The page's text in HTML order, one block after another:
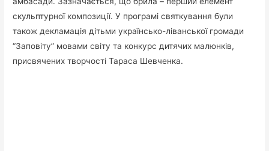
скульптурної композиції. У програмі святкування були
також декламація дітьми українсько-ліванської громади
“Заповіту” мовами світу та конкурс дитячих малюнків,
присвячених творчості Тараса Шевченка.